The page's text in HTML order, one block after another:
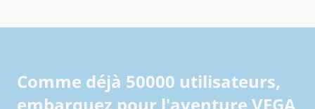
Comme déjà 50000 utilisateurs,
embarquez pour l'aventure VEGA